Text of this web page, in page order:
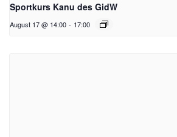
Sportkurs Kanu des GidW
August 17 @ 14:00 - 17:00